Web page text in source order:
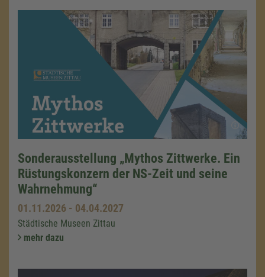
Sonderausstellung „Mythos Zittwerke. Ein
Rüstungskonzern der NS-Zeit und seine
Wahrnehmung“
01.11.2026 - 04.04.2027
Städtische Museen Zittau
mehr dazu